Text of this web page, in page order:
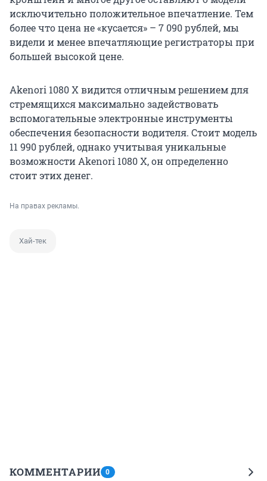
исключительно положительное впечатление. Тем
более что цена не «кусается» – 7 090 рублей, мы
видели и менее впечатляющие регистраторы при
большей высокой цене.
Akenori 1080 X видится отличным решением для
стремящихся максимально задействовать
вспомогательные электронные инструменты
обеспечения безопасности водителя. Стоит модель
11 990 рублей, однако учитывая уникальные
возможности Akenori 1080 X, он определенно
стоит этих денег.
На правах рекламы.
Хай-тек
КОММЕНТАРИИ 0